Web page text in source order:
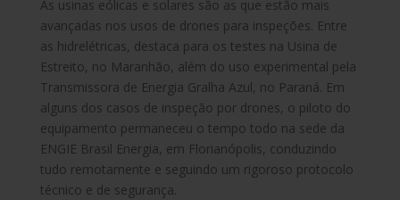
As usinas eólicas e solares são as que estão mais
avançadas nos usos de drones para inspeções. Entre
as hidrelétricas, destaca para os testes na Usina de
Estreito, no Maranhão, além do uso experimental pela
Transmissora de Energia Gralha Azul, no Paraná. Em
alguns dos casos de inspeção por drones, o piloto do
equipamento permaneceu o tempo todo na sede da
ENGIE Brasil Energia, em Florianópolis, conduzindo
tudo remotamente e seguindo um rigoroso protocolo
técnico e de segurança.